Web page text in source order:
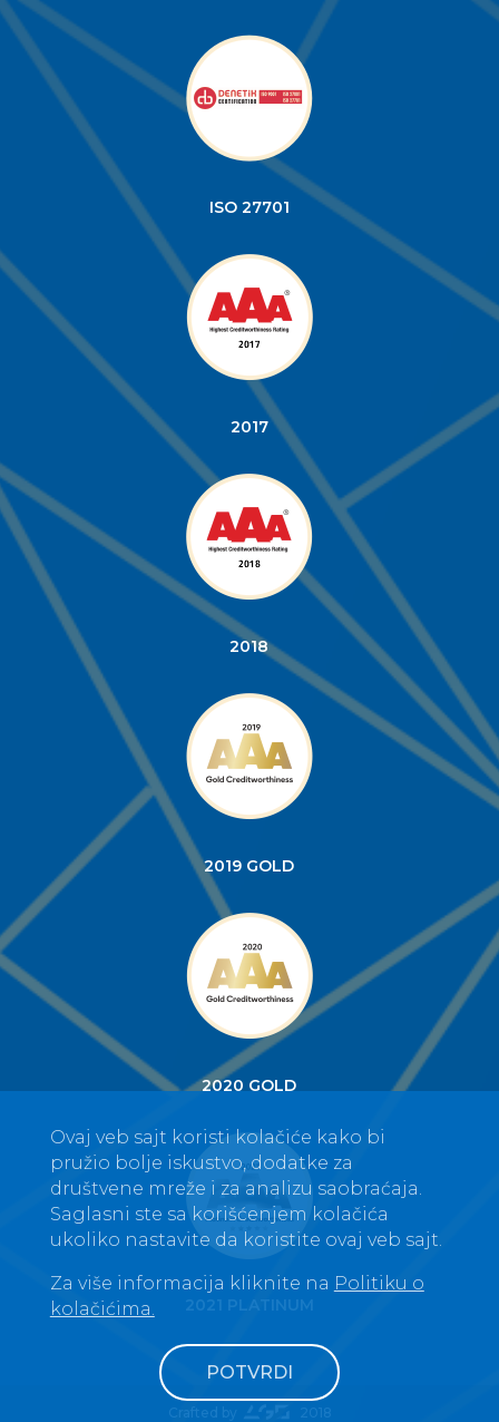
Ovaj veb sajt koristi kolačiće kako bi
pružio bolje iskustvo, dodatke za
društvene mreže i za analizu saobraćaja.
Saglasni ste sa korišćenjem kolačića
ukoliko nastavite da koristite ovaj veb sajt.
Za više informacija kliknite na Politiku o
kolačićima.
POTVRDI
ISO 27701
2017
2018
2019 GOLD
2020 GOLD
2021 PLATINUM
Crafted by 2018